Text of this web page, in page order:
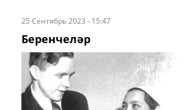
25 Сентябрь 2023 - 15:47
Беренчеләр